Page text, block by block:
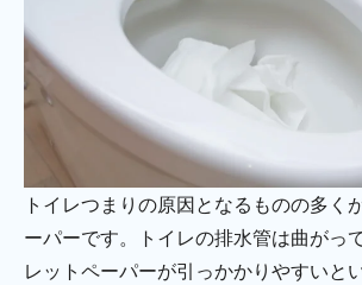
トイレつまりの原因となるものの多く
ーパーです。トイレの排水管は曲がっ
レットペーパーが引っかかりやすいと